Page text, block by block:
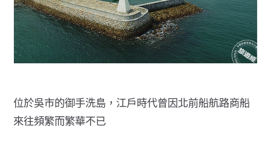
位於吳市的御手洗島，江戶時代曾因北前船航路商船
來往頻繁而繁華不已